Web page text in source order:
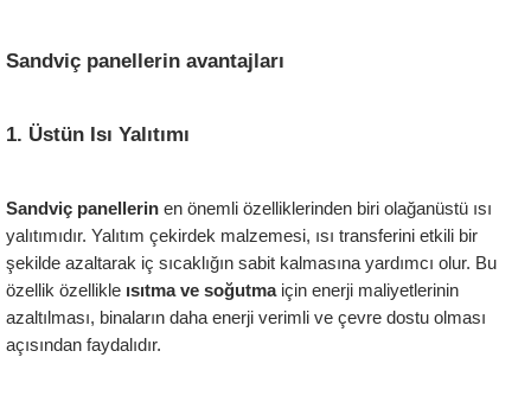
Sandviç panellerin avantajları
1. Üstün Isı Yalıtımı
Sandviç panellerin en önemli özelliklerinden biri olağanüstü ısı
yalıtımıdır. Yalıtım çekirdek malzemesi, ısı transferini etkili bir
şekilde azaltarak iç sıcaklığın sabit kalmasına yardımcı olur. Bu
özellik özellikle ısıtma ve soğutma için enerji maliyetlerinin
azaltılması, binaların daha enerji verimli ve çevre dostu olması
açısından faydalıdır.